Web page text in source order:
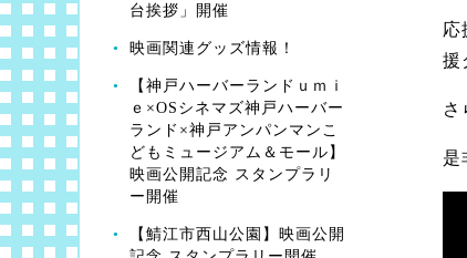
台挨拶」開催
映画関連グッズ情報！
【神戸ハーバーランドｕｍｉ
ｅ×OSシネマズ神戸ハーバー
ランド×神戸アンパンマンこ
どもミュージアム＆モール】
映画公開記念 スタンプラリ
ー開催
【鯖江市西山公園】映画公開
応
援
さ
是